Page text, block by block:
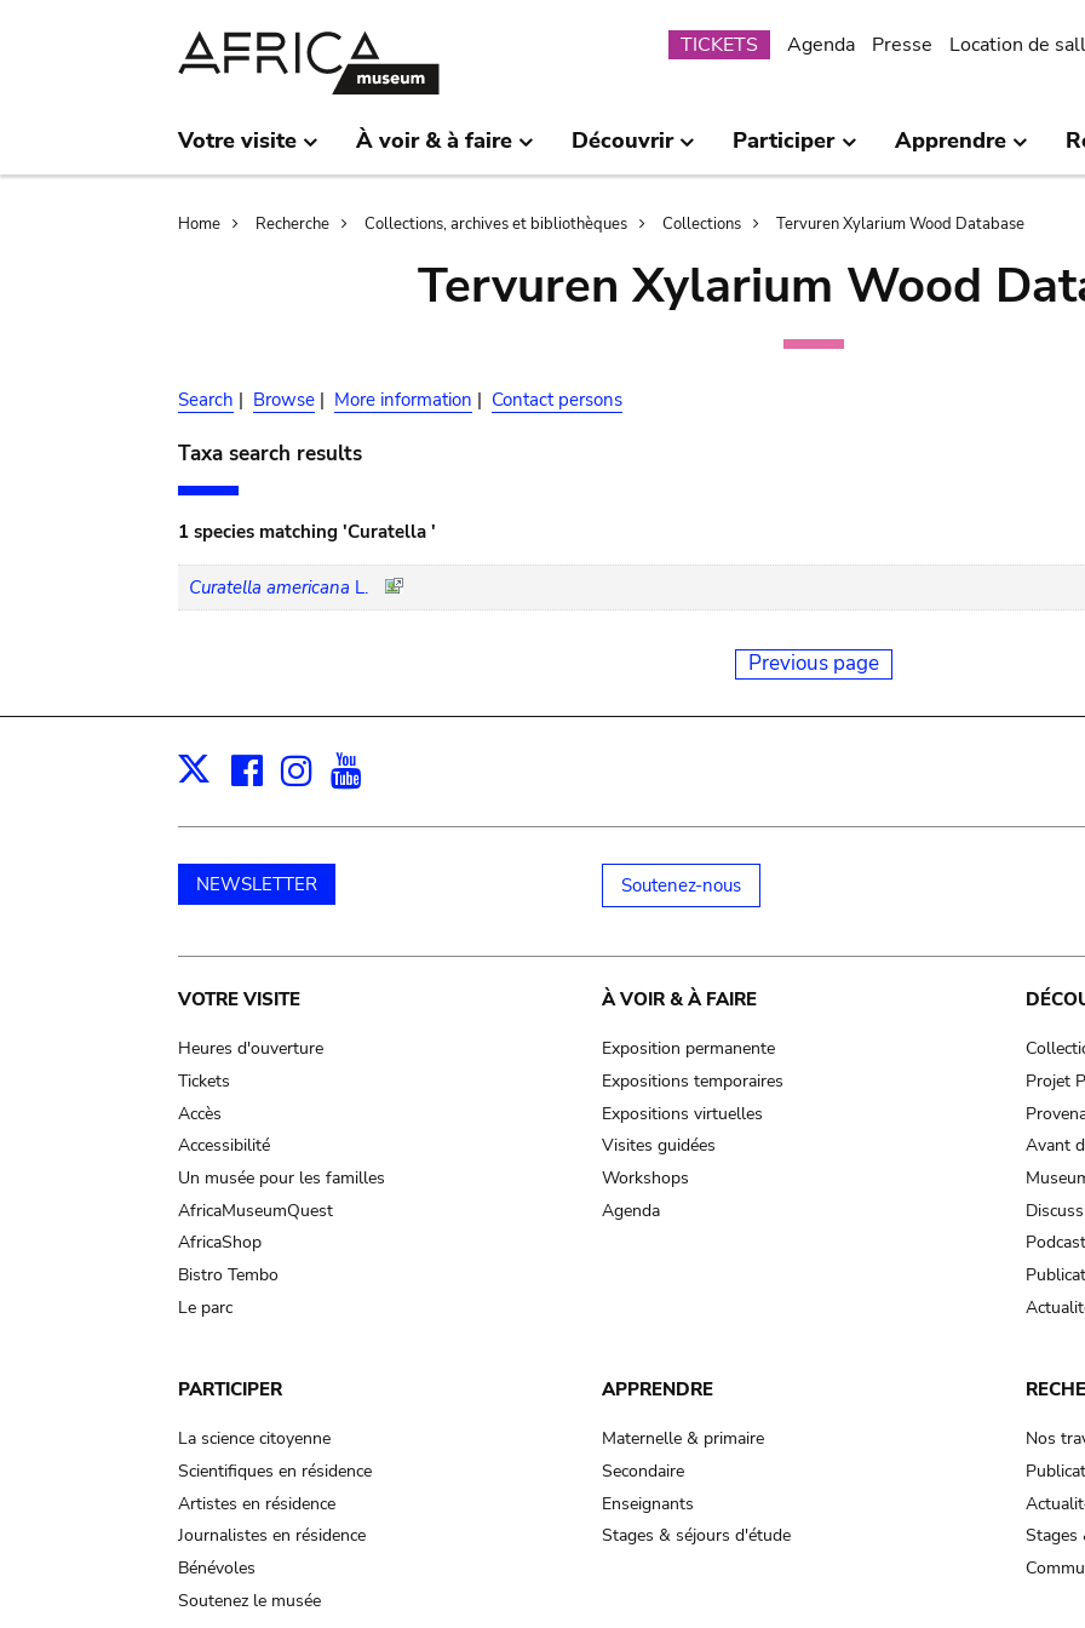
Submenu
TICKETS Agenda Presse Location de
Votre visite À voir & à faire Découvrir Participer Apprendre
Breadcrumb
Home Recherche Collections, archives et bibliothèques Collections Tervuren Xylarium Wood Database
Tervuren Xylarium Wood
Search | Browse | More information | Contact persons
Taxa search results
1 species matching 'Curatella '
Curatella americana L.
Previous page
X Facebook
Instagram
NEWSLETTER Soutenez-nous
Main
navigation
VOTRE VISITE
Heures d'ouverture
Tickets
Accès
Accessibilité
Un musée pour les familles
AfricaMuseumQuest
AfricaShop
Bistro Tembo
Le parc
À VOIR & À FAIRE
Exposition permanente
Expositions temporaires
Expositions virtuelles
Visites guidées
Workshops
Agenda
Projet
Avant
PARTICIPER
La science citoyenne
Scientifiques en résidence
Artistes en résidence
Journalistes en résidence
Bénévoles
Soutenez le musée
APPRENDRE
Maternelle & primaire
Secondaire
Enseignants
Stages & séjours d'étude
Nos
Stages